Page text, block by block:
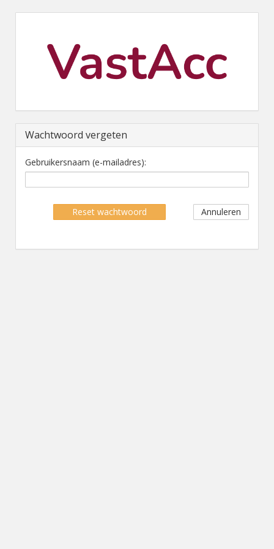
Wachtwoord vergeten
Gebruikersnaam (e-mailadres):